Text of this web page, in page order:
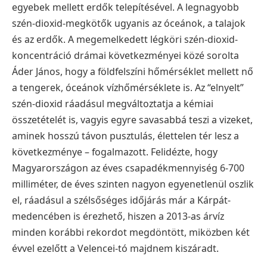
egyebek mellett erdők telepítésével. A legnagyobb
szén-dioxid-megkötők ugyanis az óceánok, a talajok
és az erdők. A megemelkedett légköri szén-dioxid-
koncentráció drámai következményei közé sorolta
Áder János, hogy a földfelszíni hőmérséklet mellett nő
a tengerek, óceánok vízhőmérséklete is. Az “elnyelt”
szén-dioxid ráadásul megváltoztatja a kémiai
összetételét is, vagyis egyre savasabbá teszi a vizeket,
aminek hosszú távon pusztulás, élettelen tér lesz a
következménye – fogalmazott. Felidézte, hogy
Magyarországon az éves csapadékmennyiség 6-700
milliméter, de éves szinten nagyon egyenetlenül oszlik
el, ráadásul a szélsőséges időjárás már a Kárpát-
medencében is érezhető, hiszen a 2013-as árvíz
minden korábbi rekordot megdöntött, miközben két
évvel ezelőtt a Velencei-tó majdnem kiszáradt.